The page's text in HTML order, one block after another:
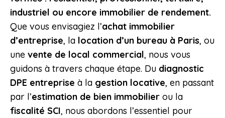
industriel ou encore immobilier de rendement.
Que vous envisagiez l’achat immobilier
d’entreprise, la location d’un bureau à Paris, ou
une vente de local commercial, nous vous
guidons à travers chaque étape. Du diagnostic
DPE entreprise à la gestion locative, en passant
par l’estimation de bien immobilier ou la
fiscalité SCI, nous abordons l’essentiel pour